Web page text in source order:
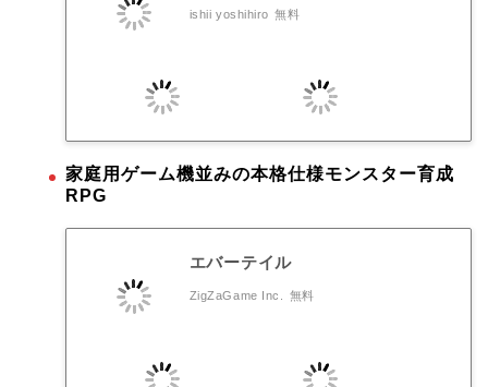
ishii yoshihiro 無料
家庭用ゲーム機並みの本格仕様モンスター育成
RPG
エバーテイル
ZigZaGame Inc. 無料